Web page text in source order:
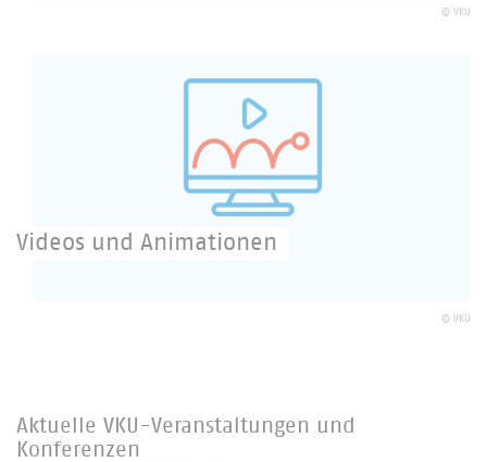
© VKU
Videos und Animationen
© VKU
Aktuelle VKU-Veranstaltungen und
Konferenzen